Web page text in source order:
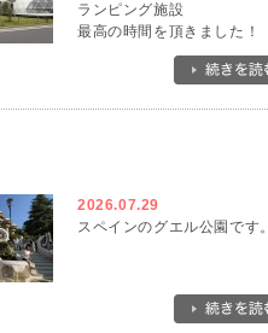
ランピング施設
最高の時間を頂きました！
2026.07.29
スペインのグエル公園です。